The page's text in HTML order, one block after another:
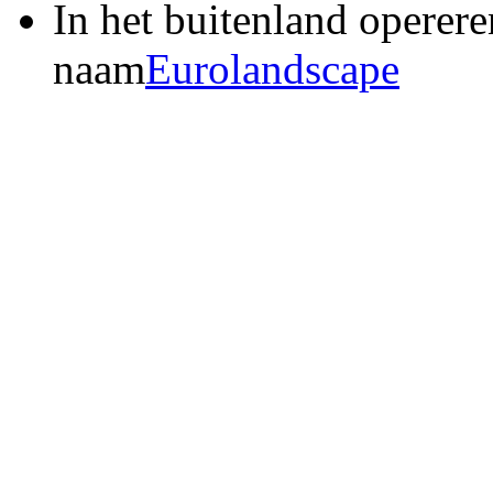
In het buitenland
naamEurolandscape